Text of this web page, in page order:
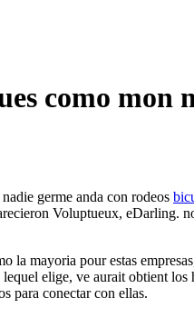
como
germe anda con rodeos
Voluptueux, eDarling.
la mayoria pour estas
elige, ve aurait obtient
para conectar con ellas.